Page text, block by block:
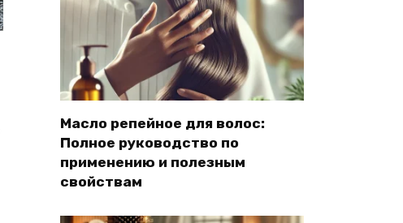
Масло репейное для волос:
Полное руководство по
применению и полезным
свойствам